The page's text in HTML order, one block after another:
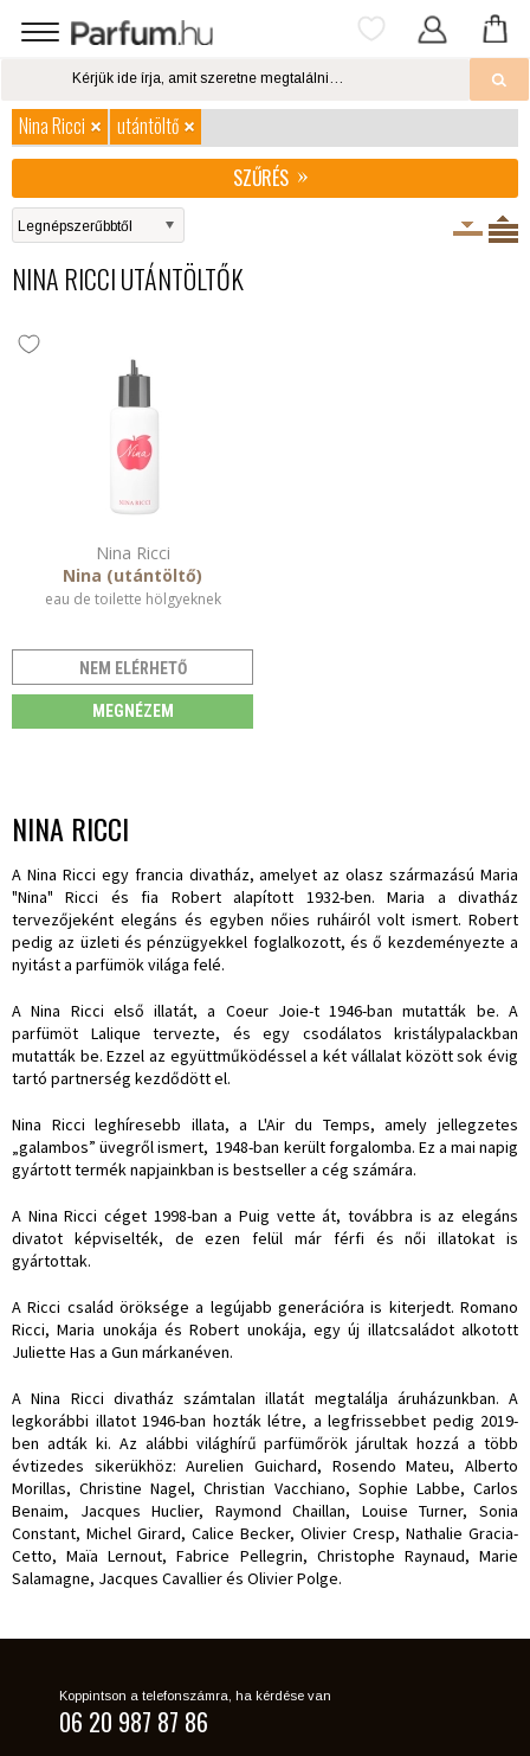
Nina Ricci
utántöltő
SZŰRÉS
NINA RICCI UTÁNTÖLTŐK
Nina Ricci
Nina (utántöltő)
eau de toilette hölgyeknek
NEM ELÉRHETŐ
MEGNÉZEM
NINA RICCI
A Nina Ricci egy francia divatház, amelyet az olasz származású Maria
"Nina" Ricci és fia Robert alapított 1932-ben. Maria a divatház
tervezőjeként elegáns és egyben nőies ruháiról volt ismert. Robert
pedig az üzleti és pénzügyekkel foglalkozott, és ő kezdeményezte a
nyitást a parfümök világa felé.
A Nina Ricci első illatát, a Coeur Joie-t 1946-ban mutatták be. A
parfümöt Lalique tervezte, és egy csodálatos kristálypalackban
mutatták be. Ezzel az együttműködéssel a két vállalat között sok évig
tartó partnerség kezdődött el.
Nina Ricci leghíresebb illata, a L'Air du Temps, amely jellegzetes
„galambos” üvegről ismert, 1948-ban került forgalomba. Ez a mai napig
gyártott termék napjainkban is bestseller a cég számára.
A Nina Ricci céget 1998-ban a Puig vette át, továbbra is az elegáns
divatot képviselték, de ezen felül már férfi és női illatokat is
gyártottak.
A Ricci család öröksége a legújabb generációra is kiterjedt. Romano
Ricci, Maria unokája és Robert unokája, egy új illatcsaládot alkotott
Juliette Has a Gun márkanéven.
A Nina Ricci divatház számtalan illatát megtalálja áruházunkban. A
legkorábbi illatot 1946-ban hozták létre, a legfrissebbet pedig 2019-
ben adták ki. Az alábbi világhírű parfümőrök járultak hozzá a több
évtizedes sikerükhöz: Aurelien Guichard, Rosendo Mateu, Alberto
Morillas, Christine Nagel, Christian Vacchiano, Sophie Labbe, Carlos
Benaim, Jacques Huclier, Raymond Chaillan, Louise Turner, Sonia
Constant, Michel Girard, Calice Becker, Olivier Cresp, Nathalie Gracia-
Cetto, Maïa Lernout, Fabrice Pellegrin, Christophe Raynaud, Marie
Salamagne, Jacques Cavallier és Olivier Polge.
Koppintson a telefonszámra, ha kérdése van
06 20 987 87 86